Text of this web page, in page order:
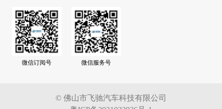
微信订阅号 微信服务号
© 佛山市飞驰汽车科技有限公司